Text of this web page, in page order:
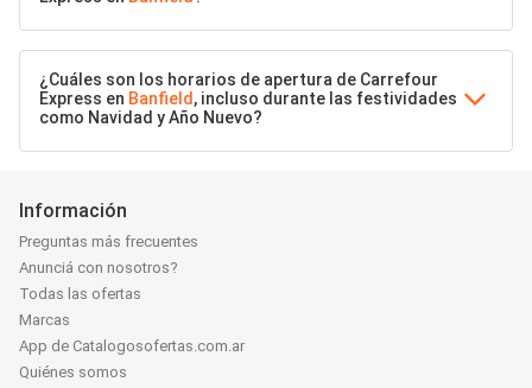
¿Cuáles son los horarios de apertura de Carrefour
Express en Banfield , incluso durante las festividades
como Navidad y Año Nuevo?
Información
Preguntas más frecuentes
Anunciá con nosotros?
Todas las ofertas
Marcas
App de Catalogosofertas.com.ar
Quiénes somos